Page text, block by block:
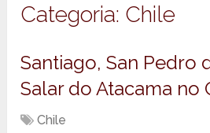
Categoria: Chile
Santiago, San Pedro
Salar do Atacama no
Chile